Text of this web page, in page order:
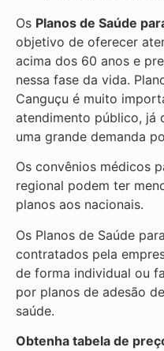
Os Planos de Saúde
objetivo de oferecer
acima dos 60 anos e
nessa fase da vida.
Canguçu é muito
atendimento público, já
uma grande demanda
Os convênios médicos
regional podem ter
planos aos nacionais.
Os Planos de Saúde
contratados pela
de forma individual ou
por planos de adesão
saúde.
Obtenha tabela de